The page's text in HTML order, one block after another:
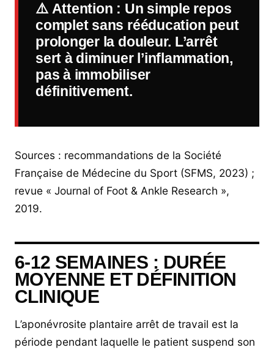
⚠️ Attention : Un simple repos
complet sans rééducation peut
prolonger la douleur. L’arrêt
sert à diminuer l’inflammation,
pas à immobiliser
définitivement.
Sources : recommandations de la Société
Française de Médecine du Sport (SFMS, 2023) ;
revue « Journal of Foot & Ankle Research »,
2019.
6-12 SEMAINES : DURÉE
MOYENNE ET DÉFINITION
CLINIQUE
L’aponévrosite plantaire arrêt de travail est la
période pendant laquelle le patient suspend son